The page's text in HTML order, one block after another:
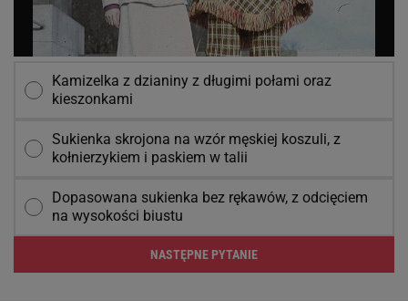
Kamizelka z dzianiny z długimi połami oraz
kieszonkami
Sukienka skrojona na wzór męskiej koszuli, z
kołnierzykiem i paskiem w talii
Dopasowana sukienka bez rękawów, z odcięciem
na wysokości biustu
NASTĘPNE PYTANIE